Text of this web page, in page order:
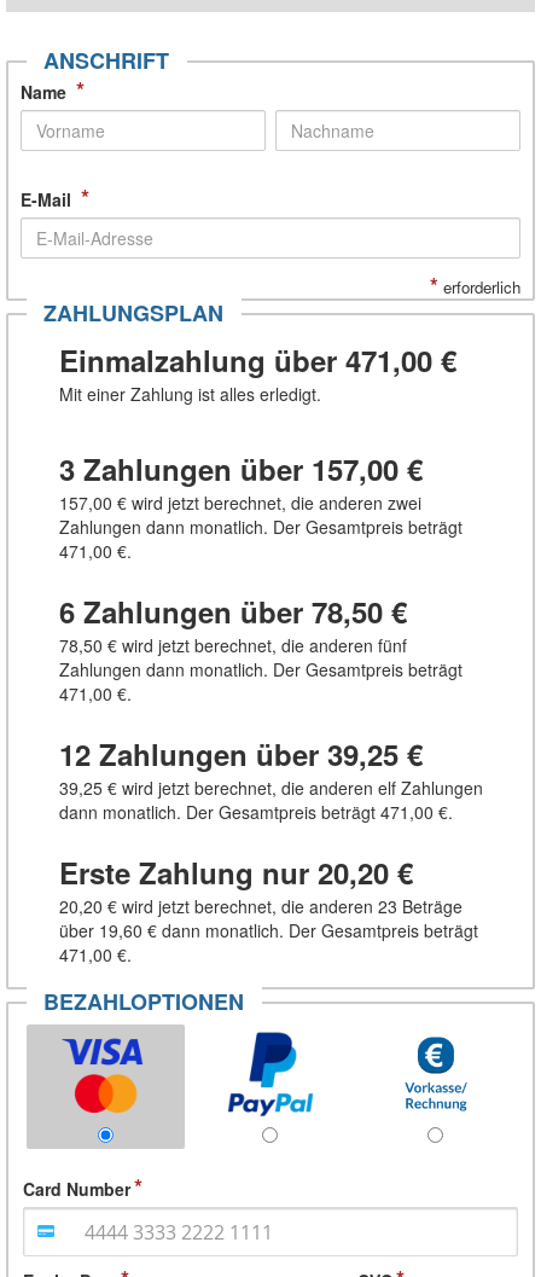
ANSCHRIFT
Name *
E-Mail *
* erforderlich
ZAHLUNGSPLAN
Einmalzahlung über 471,00 €
Mit einer Zahlung ist alles erledigt.
3 Zahlungen über 157,00 €
157,00 € wird jetzt berechnet, die anderen zwei
Zahlungen dann monatlich. Der Gesamtpreis beträgt
471,00 €.
6 Zahlungen über 78,50 €
78,50 € wird jetzt berechnet, die anderen fünf
Zahlungen dann monatlich. Der Gesamtpreis beträgt
471,00 €.
12 Zahlungen über 39,25 €
39,25 € wird jetzt berechnet, die anderen elf Zahlungen
dann monatlich. Der Gesamtpreis beträgt 471,00 €.
Erste Zahlung nur 20,20 €
20,20 € wird jetzt berechnet, die anderen 23 Beträge
über 19,60 € dann monatlich. Der Gesamtpreis beträgt
471,00 €.
BEZAHLOPTIONEN
Card Number